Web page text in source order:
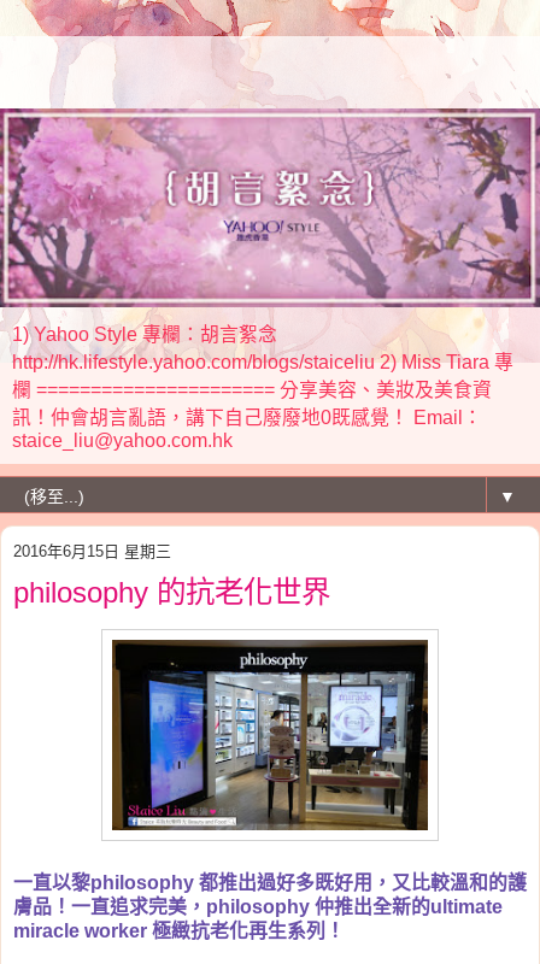
1) Yahoo Style 專欄：胡言絮念
http://hk.lifestyle.yahoo.com/blogs/staiceliu 2) Miss Tiara 專
欄 ====================== 分享美容、美妝及美食資
訊！仲會胡言亂語，講下自己廢廢地0既感覺！ Email：
staice_liu@yahoo.com.hk
▼
2016年6月15日 星期三
philosophy 的抗老化世界
一直以黎philosophy 都推出過好多既好用，又比較溫和的護
膚品！一直追求完美，philosophy 仲推出全新的ultimate
miracle worker 極緻抗老化再生系列！